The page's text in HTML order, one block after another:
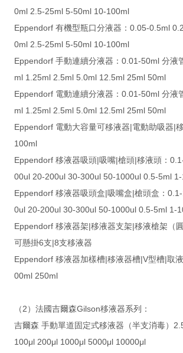
0ml 2.5-25ml 5-50ml 10-100ml
Eppendorf 有機型瓶口分液器：0.05-0.5ml
0ml 2.5-25ml 5-50ml 10-100ml
Eppendorf 手動連續分液器：0.01-50ml 分液
ml 1.25ml 2.5ml 5.0ml 12.5ml 25ml 50ml
Eppendorf 電動連續分液器：0.01-50ml 分液
ml 1.25ml 2.5ml 5.0ml 12.5ml 25ml 50ml
Eppendorf 電動大容量可移液器|電動助吸器|
100ml
Eppendorf 移液器吸頭|吸嘴|槍頭|移液頭：
00ul 20-200ul 30-300ul 50-1000ul 0.5-5ml
Eppendorf 移液器吸頭盒|吸嘴盒|槍頭盒：
0ul 20-200ul 30-300ul 50-1000ul 0.5-5ml 1-
Eppendorf 移液器架|移液器支架|移液槍架（
可懸掛6支|8支移液器
Eppendorf 移液器加樣槽|移液器槽|V型槽|取
00ml 250ml
（2）法國吉爾森Gilson移液器系列：
吉爾森 手動單道固定式移液器（半支消毒）
100μl 200μl 1000μl 5000μl 10000μl